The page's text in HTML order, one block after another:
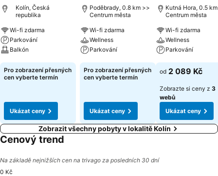
Kolín, Česká
republika
Wi-fi zdarma
Parkování
Balkón
Ukázat ceny
Pro zobrazení přesných
cen vyberte termín
Ukázat ceny
Poděbrady, 0.8 km >>
Centrum města
Wi-fi zdarma
Wellness
Parkování
Ukázat ceny
Pro zobrazení přesných
cen vyberte termín
Ukázat ceny
Kutná Hora, 0.5
Centrum města
Wi-fi zdarma
Wellness
Parkování
Ukázat ceny
od 2 089 Kč
Zobrazte si ceny z 3
webů
Ukázat ceny
Zobrazit všechny pobyty v lokalitě Kolín
Cenový trend
Na základě nejnižších cen na trivago za posledních 30 dní
0 Kč